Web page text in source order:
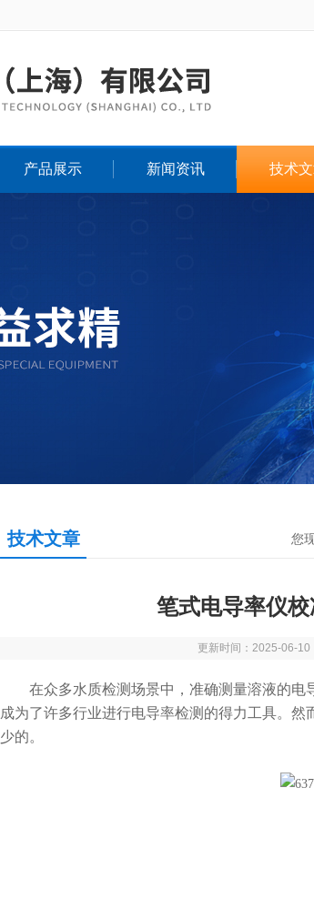
产品展示 新闻资讯 技术
技术文章 您
笔式电导率仪
更新时间：2025-06-
在众多水质检测场景中，准确测量溶液的电
成为了许多行业进行电导率检测的得力工具。
少的。